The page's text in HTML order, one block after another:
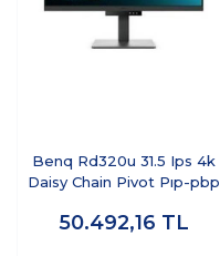
Benq Rd320u 31.5 Ips 4k
Daisy Chain Pivot Pıp-pbp
Monitörü
50.492,16 TL